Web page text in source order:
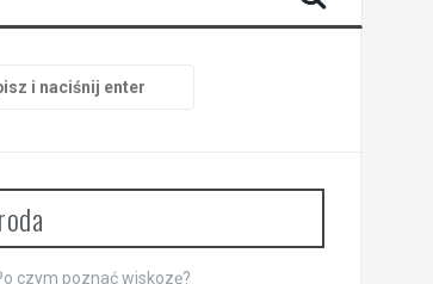
czym poznać wiskozę?